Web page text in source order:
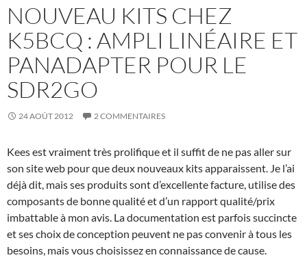
NOUVEAU KITS CHEZ
K5BCQ : AMPLI LINÉAIRE ET
PANADAPTER POUR LE
SDR2GO
24 AOÛT 2012 2 COMMENTAIRES
Kees est vraiment très prolifique et il suffit de ne pas aller sur
son site web pour que deux nouveaux kits apparaissent. Je l’ai
déjà dit, mais ses produits sont d’excellente facture, utilise des
composants de bonne qualité et d’un rapport qualité/prix
imbattable à mon avis. La documentation est parfois succincte
et ses choix de conception peuvent ne pas convenir à tous les
besoins, mais vous choisissez en connaissance de cause.